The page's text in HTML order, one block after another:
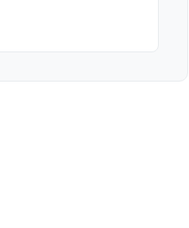
廃材を運び出す「小運搬
金額が上がる主な原因で
れて
者